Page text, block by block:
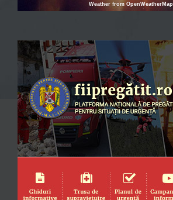
Weather from OpenWeatherMap